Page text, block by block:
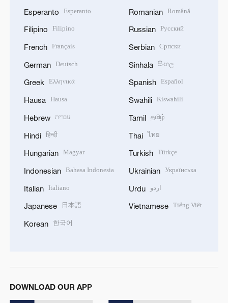
Esperanto Esperanto
Filipino Filipino
French Français
German Deutsch
Greek Ελληνικά
Hausa Hausa
Hebrew עברית
Hindi हिन्दी
Hungarian Magyar
Indonesian Bahasa Indonesia
Italian Italiano
Japanese 日本語
Korean 한국어
Romanian Română
Russian Русский
Serbian Српски
Sinhala සිංහල
Spanish Español
Swahili Kiswahili
Tamil தமிழ்
Thai ไทย
Turkish Türkçe
Ukrainian Українська
Urdu اردو
Vietnamese Tiếng Việt
DOWNLOAD OUR APP